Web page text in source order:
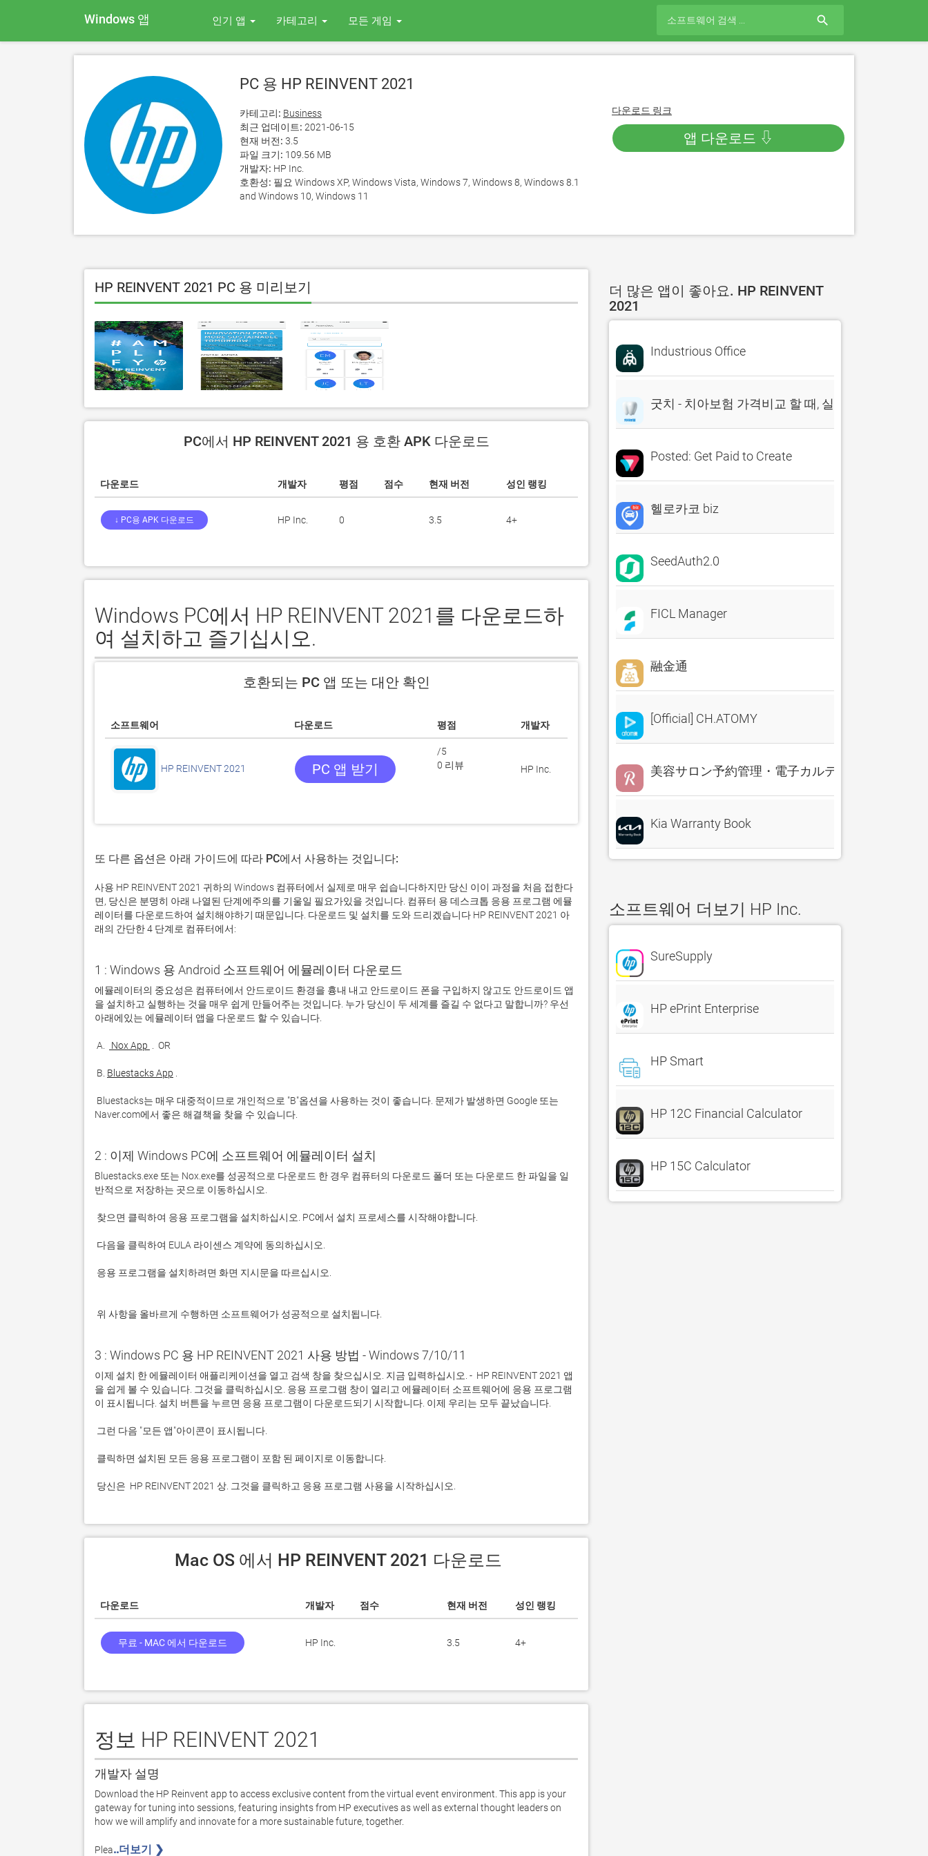
Windows 앱 인기 앱 카테고리 모든 게임 search
PC 용 HP REINVENT 2021
카테고리: Business
최근 업데이트: 2021-06-15
현재 버전: 3.5
파일 크기: 109.56 MB
개발자: HP Inc.
호환성: 필요 Windows XP, Windows Vista, Windows 7, Windows 8, Windows 8.1
and Windows 10, Windows 11
다운로드 링크
앱 다운로드 ⇩
HP REINVENT 2021 PC 용 미리보기
PC에서 HP REINVENT 2021 용 호환 APK 다운로드
다운로드 개발자 평점 점수 현재 버전 성인 랭킹
↓ PC용 APK 다운로드 HP Inc. 0 3.5 4+
Windows PC에서 HP REINVENT 2021를 다운로드하
여 설치하고 즐기십시오.
호환되는 PC 앱 또는 대안 확인
소프트웨어 다운로드 평점 개발자
HP REINVENT 2021 PC 앱 받기
/5
0 리뷰
HP Inc.
또 다른 옵션은 아래 가이드에 따라 PC에서 사용하는 것입니다:
사용 HP REINVENT 2021 귀하의 Windows 컴퓨터에서 실제로 매우 쉽습니다하지만 당신 이이 과정을 처음 접한다
면, 당신은 분명히 아래 나열된 단계에주의를 기울일 필요가있을 것입니다. 컴퓨터 용 데스크톱 응용 프로그램 에뮬
레이터를 다운로드하여 설치해야하기 때문입니다. 다운로드 및 설치를 도와 드리겠습니다 HP REINVENT 2021 아
래의 간단한 4 단계로 컴퓨터에서:
1 : Windows 용 Android 소프트웨어 에뮬레이터 다운로드
에뮬레이터의 중요성은 컴퓨터에서 안드로이드 환경을 흉내 내고 안드로이드 폰을 구입하지 않고도 안드로이드 앱
을 설치하고 실행하는 것을 매우 쉽게 만들어주는 것입니다. 누가 당신이 두 세계를 즐길 수 없다고 말합니까? 우선
A. Nox App
B. Bluestacks App
Naver.com에서 좋은 해결책을 찾을 수 있습니다.
2 : 이제 Windows PC에 소프트웨어 에뮬레이터 설치
Bluestacks.exe 또는 Nox.exe를 성공적으로 다운로드 한 경우 컴퓨터의 다운로드 폴더 또는 다운로드 한 파일을 일
위 사항을 올바르게 수행하면 소프트웨어가 성공적으로 설치됩니다.
3 : Windows PC 용 HP REINVENT 2021 사용 방법 - Windows 7/10/11
이제 설치 한 에뮬레이터 애플리케이션을 열고 검색 창을 찾으십시오. 지금 입력하십시오. -  HP REINVENT 2021 앱
을 쉽게 볼 수 있습니다. 그것을 클릭하십시오. 응용 프로그램 창이 열리고 에뮬레이터 소프트웨어에 응용 프로그램
당신은  HP REINVENT 2021 상. 그것을 클릭하고 응용 프로그램 사용을 시작하십시오.
Mac OS 에서 HP REINVENT 2021 다운로드
다운로드 개발자 점수 현재 버전 성인 랭킹
무료 - MAC 에서 다운로드 HP Inc. 3.5 4+
정보 HP REINVENT 2021
개발자 설명
Download the HP Reinvent app to access exclusive content from the virtual event environment. This app is your
gateway for tuning into sessions, featuring insights from HP executives as well as external thought leaders on
how we will amplify and innovate for a more sustainable future, together.
Plea..더보기 ❯
더 많은 앱이 좋아요. HP REINVENT
2021
Industrious Office
굿치 - 치아보험 가격비교 할 때, 실시간 비교견적 앱
Posted: Get Paid to Create
헬로카코 biz
SeedAuth2.0
FICL Manager
融金通
[Official] CH.ATOMY
美容サロン予約管理・電子カルテ・売上分析
Kia Warranty Book
소프트웨어 더보기 HP Inc.
SureSupply
HP ePrint Enterprise
HP Smart
HP 12C Financial Calculator
HP 15C Calculator